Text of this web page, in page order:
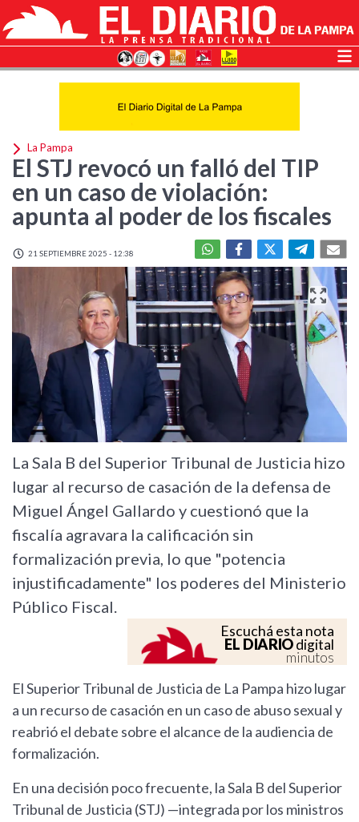
La Pampa
El STJ revocó un falló del TIP
en un caso de violación:
apunta al poder de los fiscales
21 SEPTIEMBRE 2025 - 12:38
La Sala B del Superior Tribunal de Justicia hizo
lugar al recurso de casación de la defensa de
Miguel Ángel Gallardo y cuestionó que la
fiscalía agravara la calificación sin
formalización previa, lo que "potencia
injustificadamente" los poderes del Ministerio
Público Fiscal.
Escuchá esta nota
EL DIARIOdigital
minutos
El Superior Tribunal de Justicia de La Pampa hizo lugar
a un recurso de casación en un caso de abuso sexual y
reabrió el debate sobre el alcance de la audiencia de
formalización.
En una decisión poco frecuente, la Sala B del Superior
Tribunal de Justicia (STJ) —integrada por los ministros